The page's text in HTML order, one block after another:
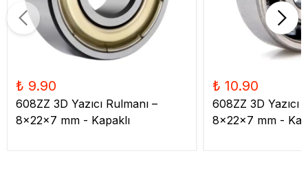
₺ 9.90
608ZZ 3D Yazıcı Rulmanı –
8x22x7 mm - Kapaklı
₺ 10.90
608ZZ 3D Yazıcı
8x22x7 mm -